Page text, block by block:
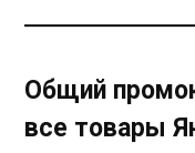
Общий
все товары